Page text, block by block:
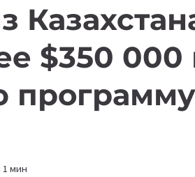
$350
программу
1 мин